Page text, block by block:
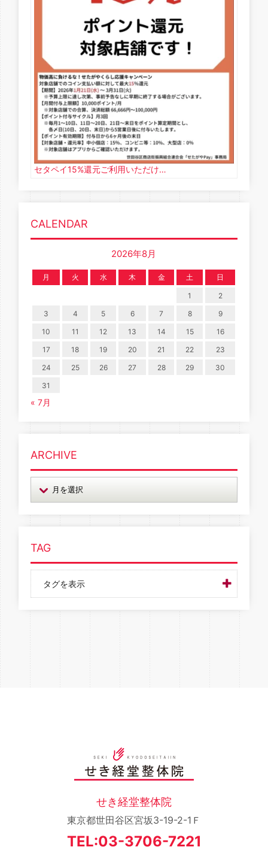
セタペイ15%還元ご利用いただけ…
CALENDAR
2026年8月
月 火 水 木 金 土 日
1
2
3
4 5 6 7 8
9
10
11 12 13 14 15
16
17
18 19 20 21 22
23
24
25 26 27 28 29
30
31
« 7月
ARCHIVE
TAG
タグを表示
せき経堂整体院
東京都世田谷区宮坂3-19-2-1Ｆ
TEL:03-3706-7221